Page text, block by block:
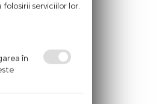
serviciilor lor.
în